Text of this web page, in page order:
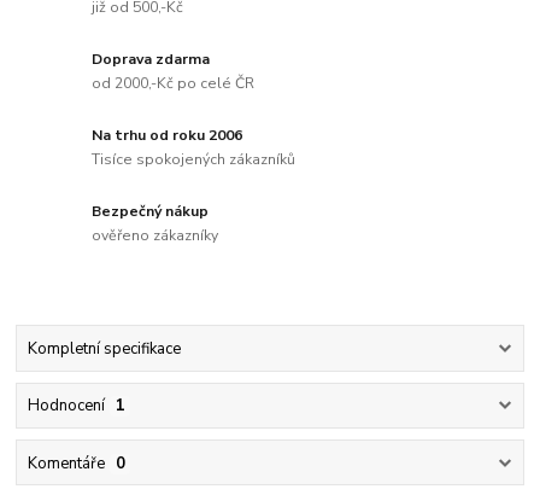
již od 500,-Kč
Doprava zdarma
od 2000,-Kč po celé ČR
Na trhu od roku 2006
Tisíce spokojených zákazníků
Bezpečný nákup
ověřeno zákazníky
Kompletní specifikace
Hodnocení 1
Komentáře 0